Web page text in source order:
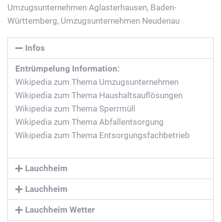
Umzugsunternehmen Aglasterhausen, Baden-
Württemberg, Umzugsunternehmen Neudenau
Infos
Entrümpelung Information:
Wikipedia zum Thema Umzugsunternehmen
Wikipedia zum Thema Haushaltsauflösungen
Wikipedia zum Thema Sperrmüll
Wikipedia zum Thema Abfallentsorgung
Wikipedia zum Thema Entsorgungsfachbetrieb
Lauchheim
Lauchheim
Lauchheim Wetter